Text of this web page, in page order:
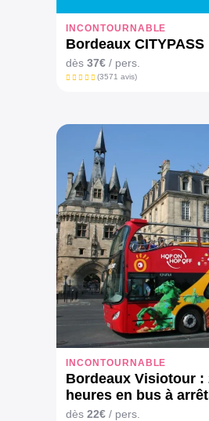
INCONTOURNABLE
Bordeaux CITYPASS
dès 37€ / pers.
(3571 avis)
INCONTOURNABLE
Bordeaux Visiotour :
heures en bus à
multiples
dès 22€ / pers.